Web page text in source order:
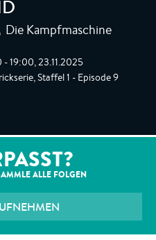
Die Kampfmaschine
- 19:00, 23.11.2025
Staffel 1 - Episode 9
ALLE FOLGEN